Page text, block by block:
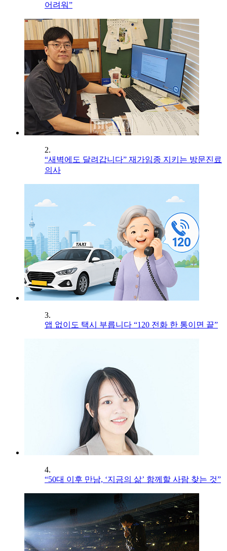
어려워”
2.
“새벽에도 달려갑니다” 재가임종 지키는 방문진료
의사
3.
앱 없이도 택시 부릅니다 “120 전화 한 통이면 끝”
4.
“50대 이후 만남, ‘지금의 삶’ 함께할 사람 찾는 것”